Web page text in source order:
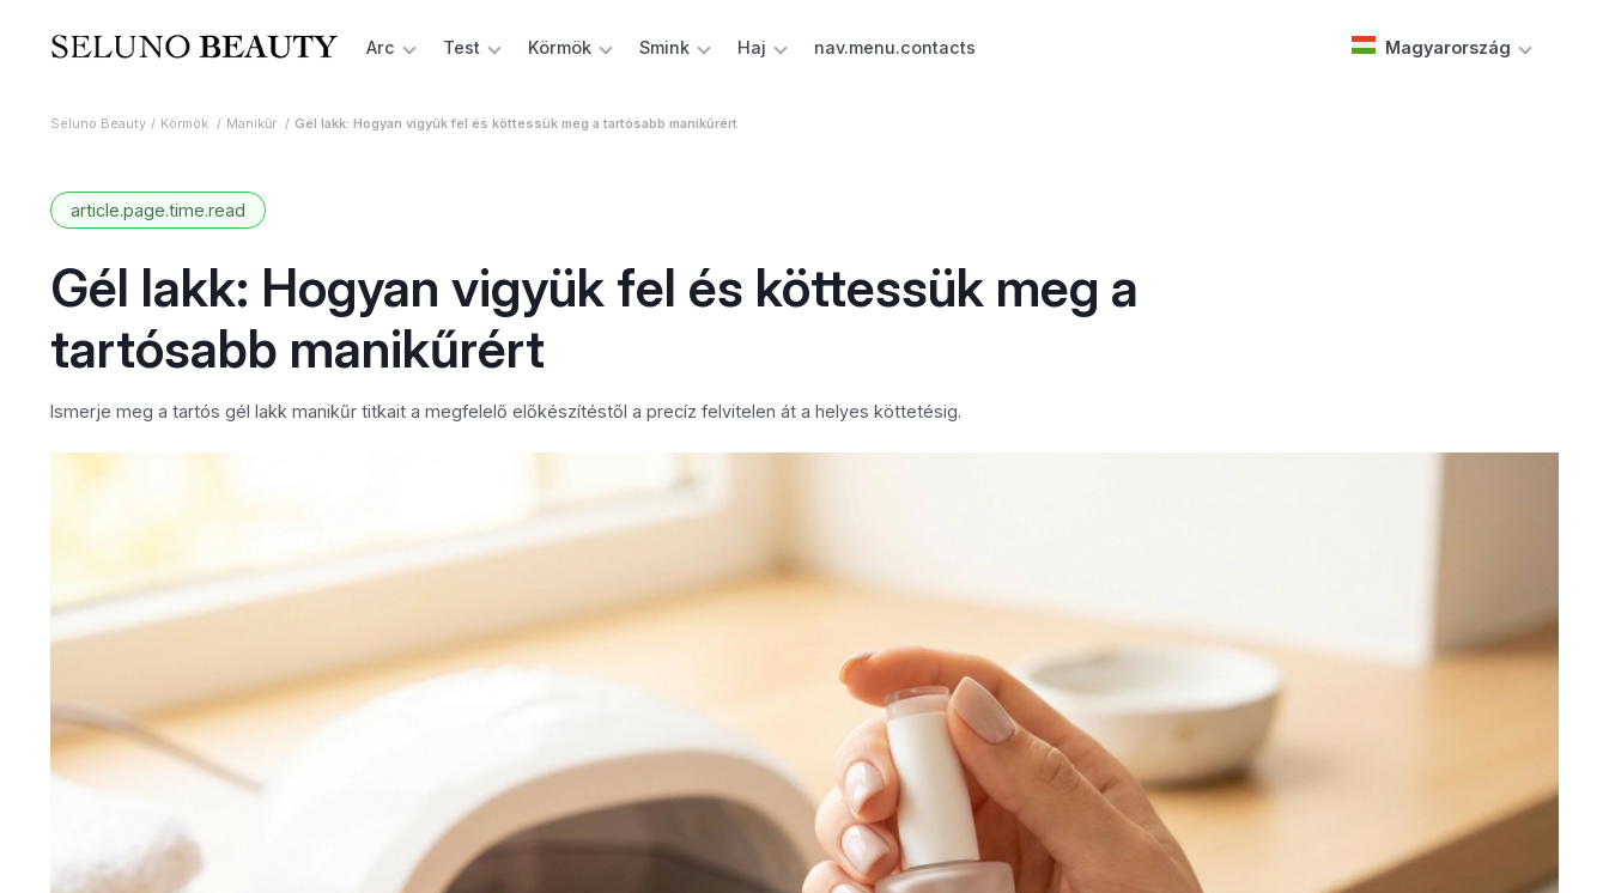
Arc Test Körmök Smink Haj nav.menu.contacts Magyarország
Seluno Beauty Körmök Manikűr Gél lakk: Hogyan vigyük fel és köttessük meg a tartósabb manikűrért
article.page.time.read
Gél lakk: Hogyan vigyük fel és köttessük meg a
tartósabb manikűrért
Ismerje meg a tartós gél lakk manikűr titkait a megfelelő előkészítéstől a precíz felvitelen át a helyes köttetésig.